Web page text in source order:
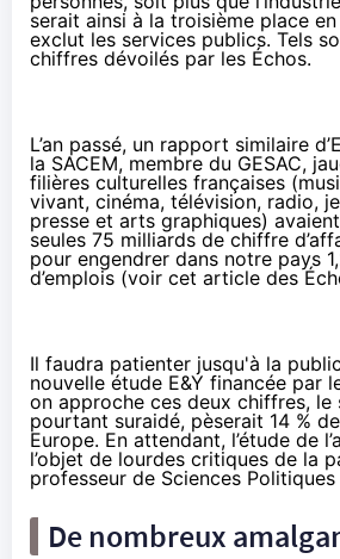
serait ainsi à la troisième place
exclut les services publics. Tels
chiffres dévoilés par les Échos.
L’an passé, un rapport similaire
la SACEM, membre du GESAC,
filières culturelles françaises
vivant, cinéma, télévision, radio,
presse et arts graphiques)
seules 75 milliards de chiffre
pour engendrer dans notre pays
d’emplois (voir cet article des
Il faudra patienter jusqu'à la
nouvelle étude E&Y financée par
on approche ces deux chiffres, le
pourtant suraidé, pèserait 14 %
Europe. En attendant, l’étude de
l’objet de lourdes critiques de la
professeur de Sciences Politiques
De nombreux